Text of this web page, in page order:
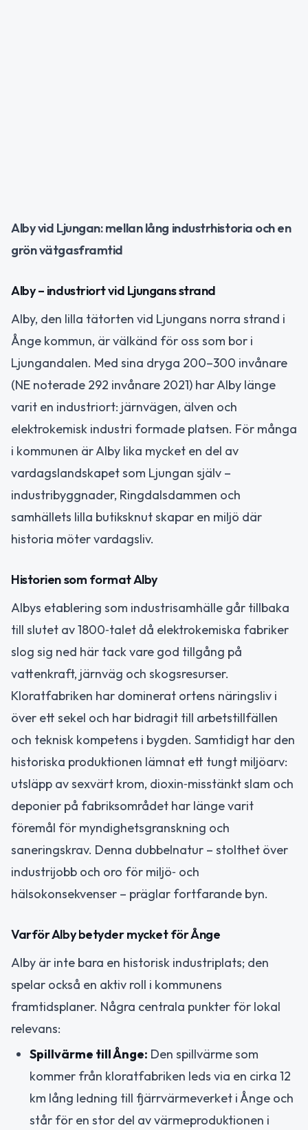
Alby vid Ljungan: mellan lång industrhistoria och en
grön vätgasframtid
Alby – industriort vid Ljungans strand
Alby, den lilla tätorten vid Ljungans norra strand i
Ånge kommun, är välkänd för oss som bor i
Ljungandalen. Med sina dryga 200–300 invånare
(NE noterade 292 invånare 2021) har Alby länge
varit en industriort: järnvägen, älven och
elektrokemisk industri formade platsen. För många
i kommunen är Alby lika mycket en del av
vardagslandskapet som Ljungan själv –
industribyggnader, Ringdalsdammen och
samhällets lilla butiksknut skapar en miljö där
historia möter vardagsliv.
Historien som format Alby
Albys etablering som industrisamhälle går tillbaka
till slutet av 1800‑talet då elektrokemiska fabriker
slog sig ned här tack vare god tillgång på
vattenkraft, järnväg och skogsresurser.
Kloratfabriken har dominerat ortens näringsliv i
över ett sekel och har bidragit till arbetstillfällen
och teknisk kompetens i bygden. Samtidigt har den
historiska produktionen lämnat ett tungt miljöarv:
utsläpp av sexvärt krom, dioxin‑misstänkt slam och
deponier på fabriksområdet har länge varit
föremål för myndighetsgranskning och
saneringskrav. Denna dubbelnatur – stolthet över
industrijobb och oro för miljö‑ och
hälsokonsekvenser – präglar fortfarande byn.
Varför Alby betyder mycket för Ånge
Alby är inte bara en historisk industriplats; den
spelar också en aktiv roll i kommunens
framtidsplaner. Några centrala punkter för lokal
relevans:
Spillvärme till Ånge: Den spillvärme som
kommer från kloratfabriken leds via en cirka 12
km lång ledning till fjärrvärmeverket i Ånge och
står för en stor del av värmeproduktionen i